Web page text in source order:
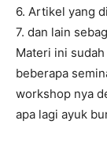
6. Artikel yang
7. dan lain
Materi ini
beberapa
workshop nya
apa lagi ayuk